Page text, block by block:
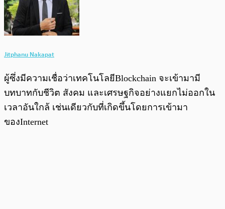
Jitphanu Nakapat
ผู้ซึ่งมีความเชื่อว่าเทคโนโลยีBlockchain จะเข้ามามี
บทบาทกับชีวิต สังคม และเศรษฐกิจอย่างแยกไม่ออกใน
เวลาอันใกล้ เช่นเดียวกับที่เกิดขึ้นโดยการเข้ามา
ของInternet